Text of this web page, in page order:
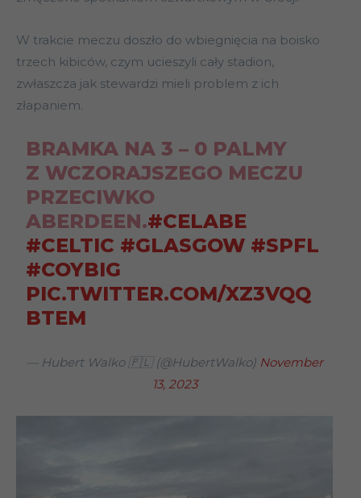
W trakcie meczu doszło do wbiegnięcia na boisko
trzech kibiców, czym ucieszyli cały stadion,
zwłaszcza jak stewardzi mieli problem z ich
złapaniem.
BRAMKA NA 3 – 0 PALMY
Z WCZORAJSZEGO MECZU
PRZECIWKO
ABERDEEN.#CELABE
#CELTIC #GLASGOW #SPFL
#COYBIG
PIC.TWITTER.COM/XZ3VQQ
BTEM
— Hubert Walko 🇵🇱 (@HubertWalko) November
13, 2023